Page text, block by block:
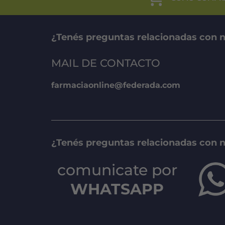
¿Tenés preguntas relacionadas con
MAIL DE CONTACTO
farmaciaonline@federada.com
¿Tenés preguntas relacionadas con
comunicate por
WHATSAPP